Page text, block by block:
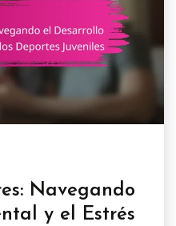
Navegando
y el Estrés